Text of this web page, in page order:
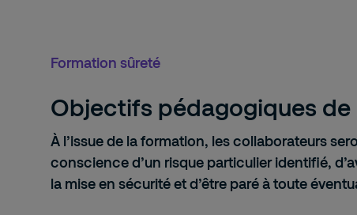
Formation sûreté
Objectifs pédagogiques
À l’issue de la formation, les collaborateurs
conscience d’un risque particulier identifié,
la mise en sécurité et d’être paré à toute